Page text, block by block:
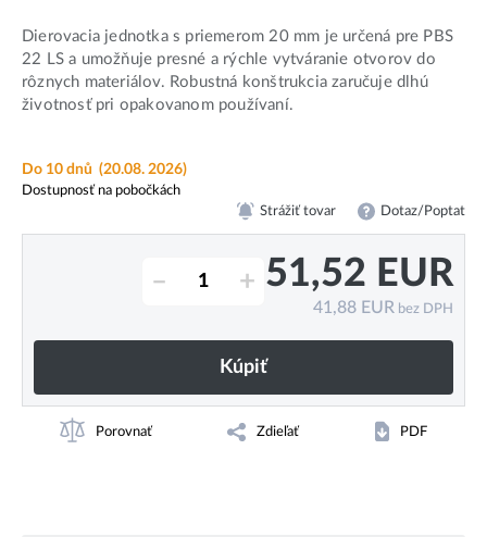
Dierovacia jednotka s priemerom 20 mm je určená pre PBS
22 LS a umožňuje presné a rýchle vytváranie otvorov do
rôznych materiálov. Robustná konštrukcia zaručuje dlhú
životnosť pri opakovanom používaní.
Do 10 dnů (20.08. 2026)
Dostupnosť na pobočkách
Strážiť tovar Dotaz/Poptat
– + 51,52 EUR
41,88 EUR bez DPH
Kúpiť
Porovnať Zdieľať PDF